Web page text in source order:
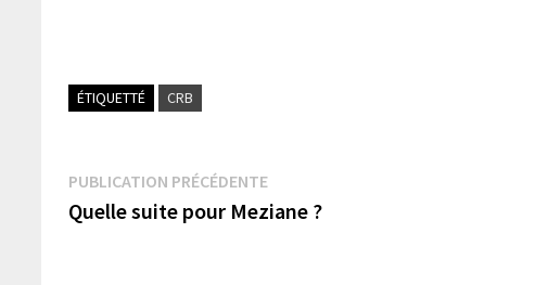
ÉTIQUETTÉ CRB
Navigation
de
PUBLICATION PRÉCÉDENTEPublication
précédente :
Quelle suite pour Meziane ?